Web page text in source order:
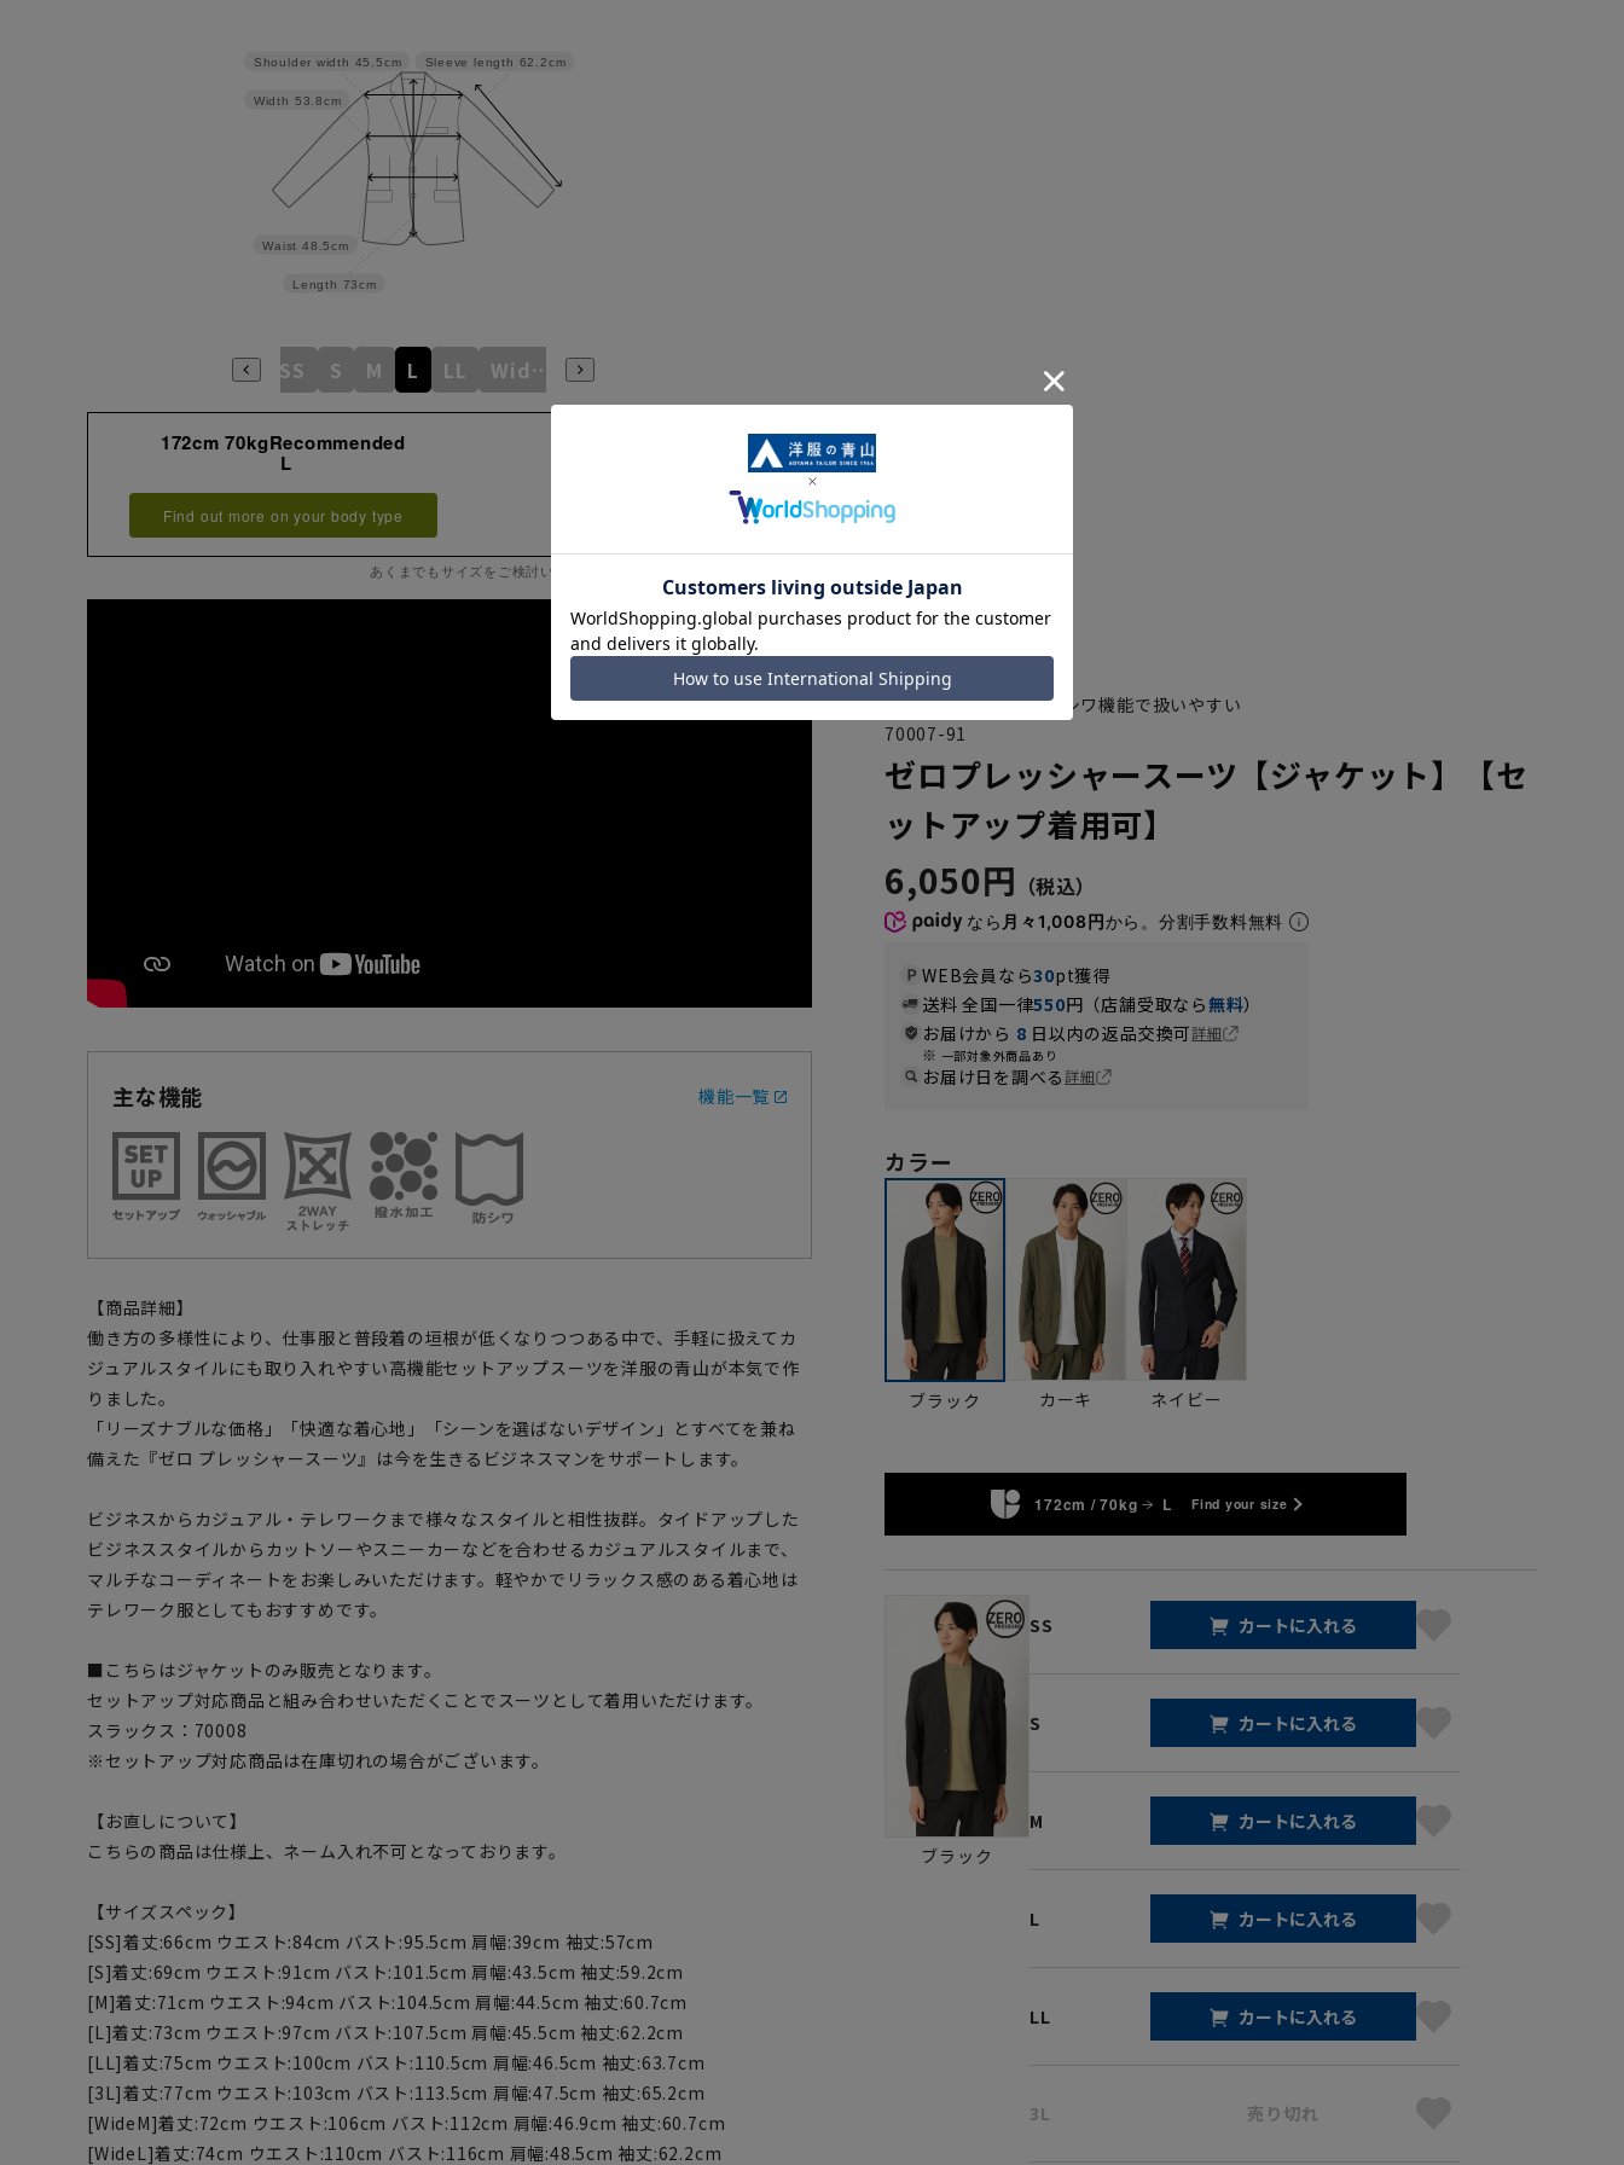
Sleeve length 62.2cm
Length 73cm
Waist 48.5cm
Width 53.8cm
Shoulder width 45.5cm
SS S M L LL WideM 3L
172cm 70kgRecommended
L
Find out more on your body type
あくまでもサイズをご検討いただく際の目安となります。
主な機能 機能一覧
【商品詳細】
働き方の多様性により、仕事服と普段着の垣根が低くなりつつある中で、手軽に扱えてカ
ジュアルスタイルにも取り入れやすい高機能セットアップスーツを洋服の青山が本気で作
りました。
「リーズナブルな価格」「快適な着心地」「シーンを選ばないデザイン」とすべてを兼ね
備えた『ゼロ プレッシャースーツ』は今を生きるビジネスマンをサポートします。
ビジネスからカジュアル・テレワークまで様々なスタイルと相性抜群。タイドアップした
ビジネススタイルからカットソーやスニーカーなどを合わせるカジュアルスタイルまで、
マルチなコーディネートをお楽しみいただけます。軽やかでリラックス感のある着心地は
テレワーク服としてもおすすめです。
■こちらはジャケットのみ販売となります。
セットアップ対応商品と組み合わせいただくことでスーツとして着用いただけます。
スラックス：70008
※セットアップ対応商品は在庫切れの場合がございます。
【お直しについて】
こちらの商品は仕様上、ネーム入れ不可となっております。
【サイズスペック】
[SS]着丈:66cm ウエスト:84cm バスト:95.5cm 肩幅:39cm 袖丈:57cm
[S]着丈:69cm ウエスト:91cm バスト:101.5cm 肩幅:43.5cm 袖丈:59.2cm
[M]着丈:71cm ウエスト:94cm バスト:104.5cm 肩幅:44.5cm 袖丈:60.7cm
[L]着丈:73cm ウエスト:97cm バスト:107.5cm 肩幅:45.5cm 袖丈:62.2cm
[LL]着丈:75cm ウエスト:100cm バスト:110.5cm 肩幅:46.5cm 袖丈:63.7cm
[3L]着丈:77cm ウエスト:103cm バスト:113.5cm 肩幅:47.5cm 袖丈:65.2cm
[WideM]着丈:72cm ウエスト:106cm バスト:112cm 肩幅:46.9cm 袖丈:60.7cm
[WideL]着丈:74cm ウエスト:110cm バスト:116cm 肩幅:48.5cm 袖丈:62.2cm
驚きの伸縮性、更に防シワ機能で扱いやすい
70007-91
ゼロプレッシャースーツ【ジャケット】【セ
ットアップ着用可】
6,050円
なら 月々1,008円から。分割手数料無料
WEB会員なら30pt獲得
送料 全国一律550円（店舗受取なら無料）
お届けから 8 日以内の返品交換可詳細
一部対象外商品あり
お届け日を調べる詳細
カラー
ブラック カーキ ネイビー
172cm / 70kg L Find your size
ブラック
SS カートに入れる
S カートに入れる
M カートに入れる
L カートに入れる
LL カートに入れる
3L 売り切れ